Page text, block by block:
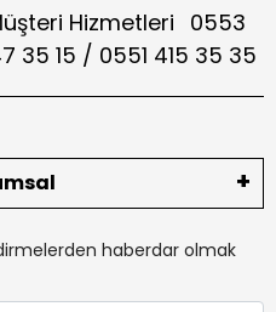
Hizmetleri
0553
35 15 / 0551 415 35 35
haberdar olmak